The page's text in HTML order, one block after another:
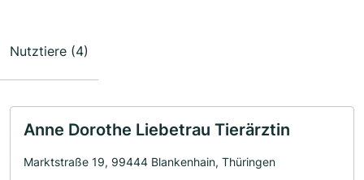
Nutztiere (4)
Anne Dorothe Liebetrau Tierärztin
Marktstraße 19, 99444 Blankenhain, Thüringen